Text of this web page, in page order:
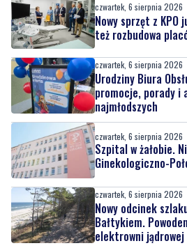
czwartek, 6 sierpnia 2026
Nowy sprzęt z KPO
też rozbudowa
czwartek, 6 sierpnia 2026
Urodziny Biura
promocje, porady i
najmłodszych
czwartek, 6 sierpnia 2026
Szpital w żałobie.
Ginekologiczno-
czwartek, 6 sierpnia 2026
Nowy odcinek
Bałtykiem.
elektrowni jądrowej